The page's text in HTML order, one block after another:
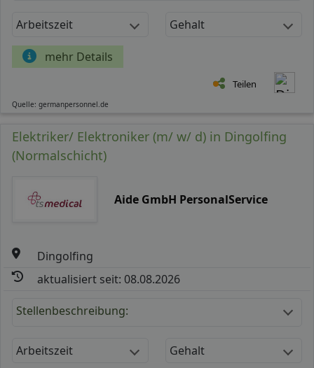
Arbeitszeit Gehalt
mehr Details
Teilen
Quelle: germanpersonnel.de
Elektriker/ Elektroniker (m/ w/ d) in Dingolfing
(Normalschicht)
Aide GmbH PersonalService
Dingolfing
aktualisiert seit: 08.08.2026
Stellenbeschreibung:
Arbeitszeit Gehalt